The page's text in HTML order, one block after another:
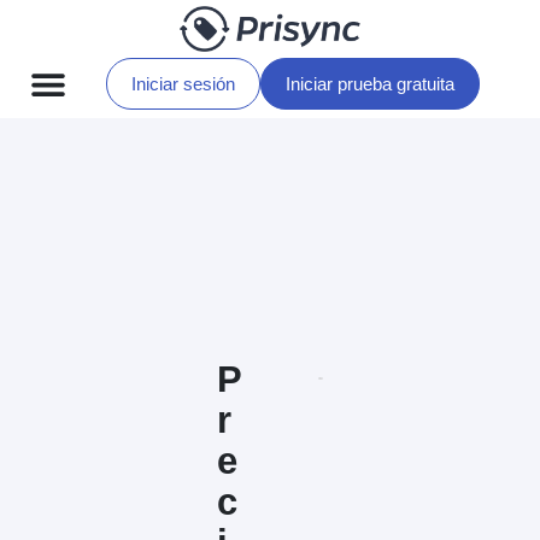
Iniciar sesión Iniciar prueba gratuita
P
r
e
c